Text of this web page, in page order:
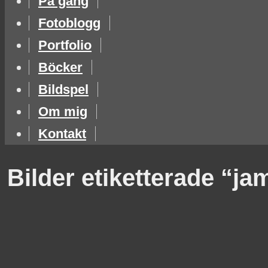
Fotoblogg
Portfolio
Böcker
Bildspel
Om mig
Kontakt
Bilder etiketterade